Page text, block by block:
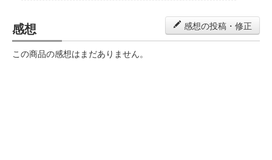
感想 感想の投稿・修正
この商品の感想はまだありません。